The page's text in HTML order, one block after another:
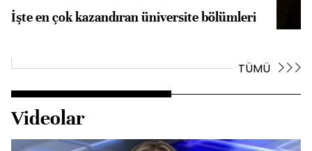
İşte en çok kazandıran üniversite bölümleri
TÜMÜ
Videolar